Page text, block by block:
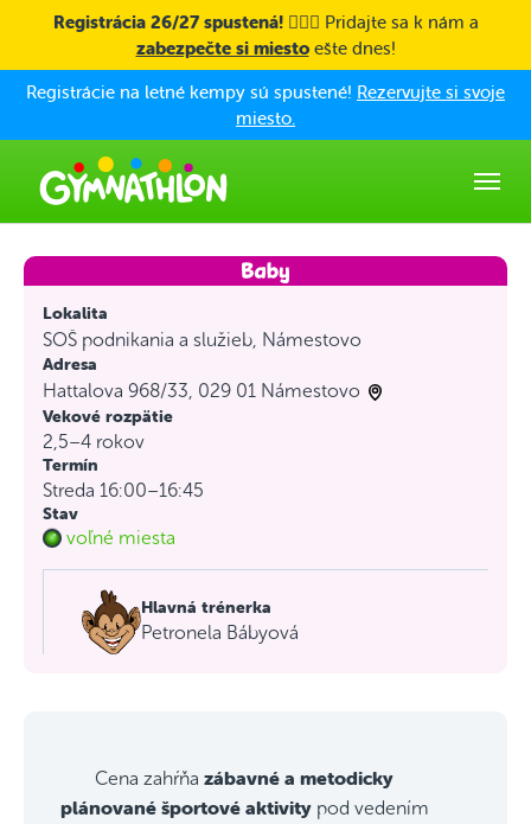
Skip to main content
Registrácia 26/27 spustená! 🤸🏼‍♀️ Pridajte sa k nám a
zabezpečte si miestoešte dnes!
Registrácie na letné kempy sú spustené! Rezervujte si svoje
miesto.
Lokalita
SOŠ podnikania a služieb, Námestovo
Adresa
Hattalova 968/33, 029 01 Námestovo
Vekové rozpätie
2,5–4 rokov
Termín
Streda 16:00–16:45
Stav
voľné miesta
Hlavná trénerka
Petronela Bábyová
Cena zahŕňa zábavné a metodicky
plánované športové aktivitypod vedením